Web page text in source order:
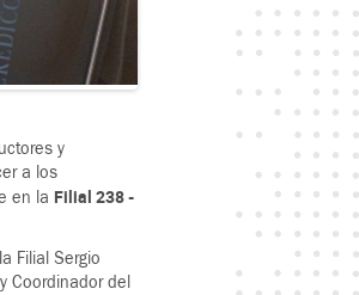
y
a los
en la Filial 238 -
Filial Sergio
Coordinador del